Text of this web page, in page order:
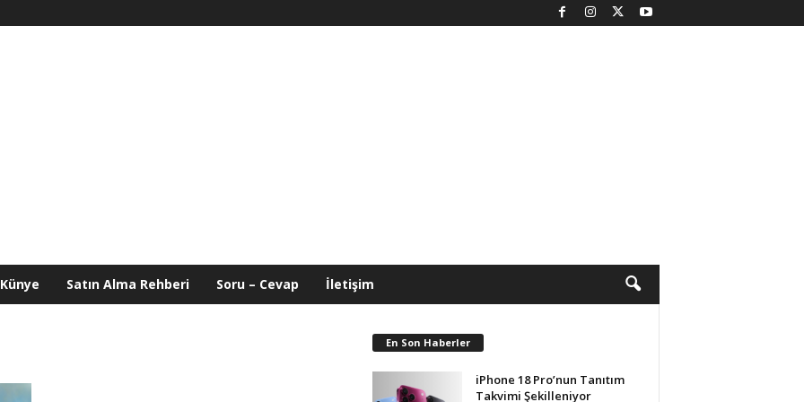
Künye Satın Alma Rehberi Soru – Cevap İletişim
En Son Haberler
iPhone 18 Pro’nun Tanıtım
Takvimi Şekilleniyor